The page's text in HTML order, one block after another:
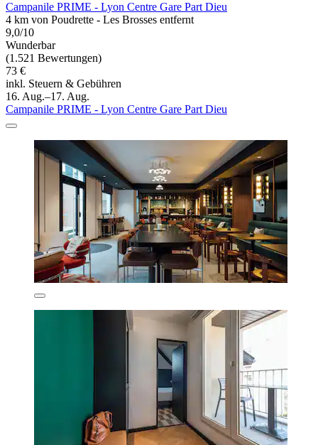
Campanile PRIME - Lyon Centre Gare Part Dieu
4 km von Poudrette - Les Brosses entfernt
9,0/10
Wunderbar
(1.521 Bewertungen)
73 €
inkl. Steuern & Gebühren
16. Aug.–17. Aug.
Campanile PRIME - Lyon Centre Gare Part Dieu